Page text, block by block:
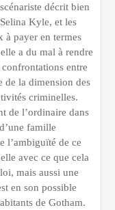
décrit bien
Kyle, et les
à payer en termes
a du mal à rendre
entre
de la dimension des
criminelles.
de l’ordinaire dans
famille
l’ambiguïté de ce
avec ce que cela
mais aussi une
en son possible
de Gotham.